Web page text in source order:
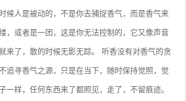
候人是被动的，不是你去捕捉香气，而是香气来
，或者是一团，这是你无法控制的，它又像声音
来了，散的时候无影无踪。 听香没有对香气的贪
追寻香气之源，只是在当下，随时保持觉照，觉
一样，任何东西来了都照见，走了，不留痕迹。